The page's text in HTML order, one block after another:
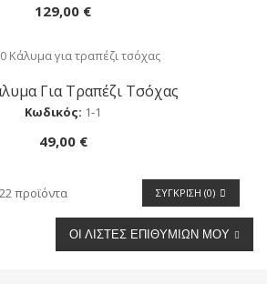
129,00 €
Αγορά
Για Τραπέζι Τσόχας
Κωδικός: 1-1
49,00 €
ΣΎΓΚΡΙΣΗ (0)
προϊόντα
ΟΙ ΛΊΣΤΕΣ ΕΠΙΘΥΜΙΏΝ ΜΟΥ